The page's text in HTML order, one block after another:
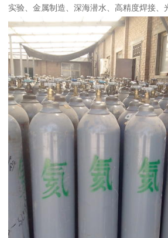
实验、金属制造、深海潜水、高精度焊接、